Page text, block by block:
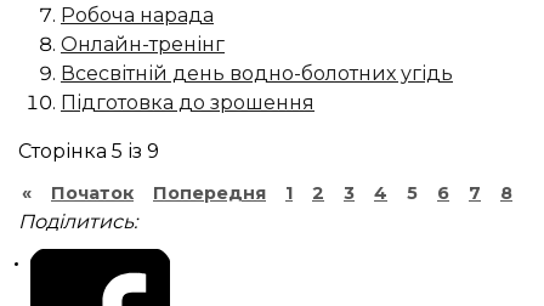
Робоча нарада
Онлайн-тренінг
Всесвітній день водно-болотних угідь
Підготовка до зрошення
Сторінка 5 із 9
« Початок Попередня 1 2 3 4 5 6 7 8
Поділитись: